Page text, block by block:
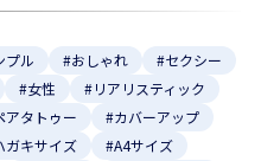
プル #おしゃれ
#セクシー
#女性
#リアリスティック
アタトゥー
#カバーアップ
ガキサイズ
#A4サイズ